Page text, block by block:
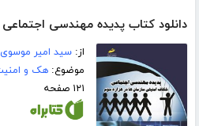
دانلود کتاب پدیده مهندسی اجتماعی
از:سید امیر موسوی
موضوع:هک و
۱۲۱ صفحه